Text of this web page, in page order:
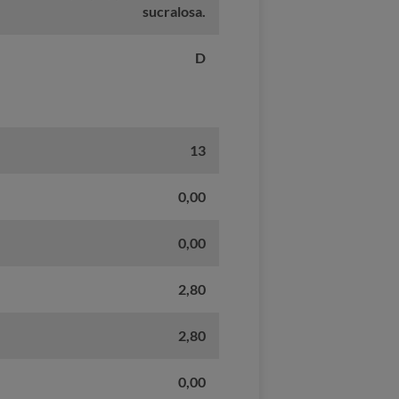
sucralosa.
D
13
0,00
0,00
2,80
2,80
0,00